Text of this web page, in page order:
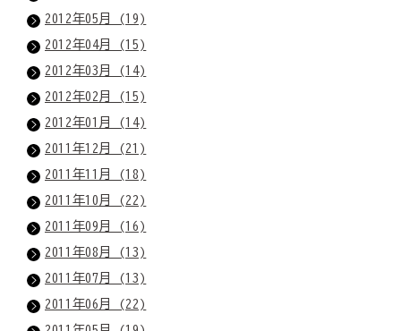
2012年05月 (19)
2012年04月 (15)
2012年03月 (14)
2012年02月 (15)
2012年01月 (14)
2011年12月 (21)
2011年11月 (18)
2011年10月 (22)
2011年09月 (16)
2011年08月 (13)
2011年07月 (13)
2011年06月 (22)